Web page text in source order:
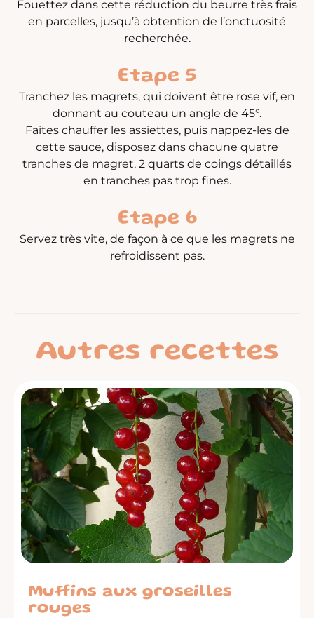
Fouettez dans cette réduction du beurre très frais
en parcelles, jusqu’à obtention de l’onctuosité
recherchée.
Etape 5
Tranchez les magrets, qui doivent être rose vif, en
donnant au couteau un angle de 45°.
Faites chauffer les assiettes, puis nappez-les de
cette sauce, disposez dans chacune quatre
tranches de magret, 2 quarts de coings détaillés
en tranches pas trop fines.
Etape 6
Servez très vite, de façon à ce que les magrets ne
refroidissent pas.
Autres recettes
Muffins aux groseilles
rouges